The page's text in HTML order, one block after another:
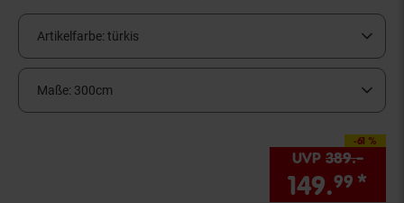
Artikelfarbe: türkis
Maße: 300cm
-61 %
Sie Sparen 61
UVP 389.–UVP
149.99 *